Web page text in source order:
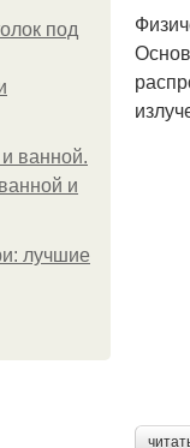
под
ванной.
и
лучшие